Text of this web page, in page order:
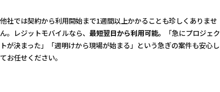
他社では契約から利用開始まで1週間以上かかることも珍しくありませ
ん。レジットモバイルなら、 最短翌日から利用可能。
「急にプロジェク
トが決まった」「週明けから現場が始まる」という急ぎの案件も安心し
てお任せください。